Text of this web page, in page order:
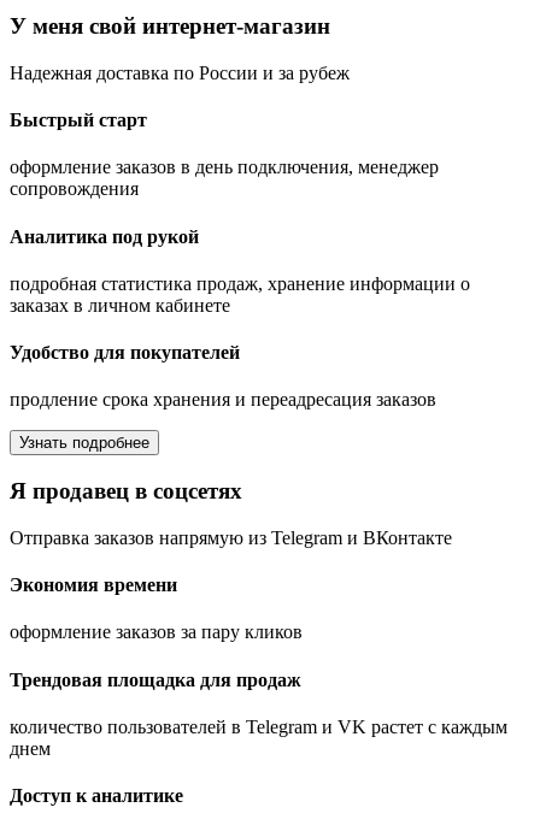
У меня свой интернет-магазин
Надежная доставка по России и за рубеж
Быстрый старт
оформление заказов в день подключения, менеджер
сопровождения
Аналитика под рукой
подробная статистика продаж, хранение информации о
заказах в личном кабинете
Удобство для покупателей
продление срока хранения и переадресация заказов
Узнать подробнее
Я продавец в соцсетях
Отправка заказов напрямую из Telegram и ВКонтакте
Экономия времени
оформление заказов за пару кликов
Трендовая площадка для продаж
количество пользователей в Telegram и VK растет с каждым
днем
Доступ к аналитике